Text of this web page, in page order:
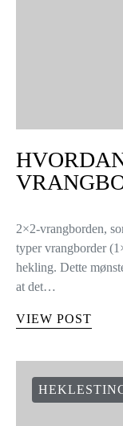
2×2-vrangborden,
typer vrangborder
hekling. Dette
at det…
VIEW POST